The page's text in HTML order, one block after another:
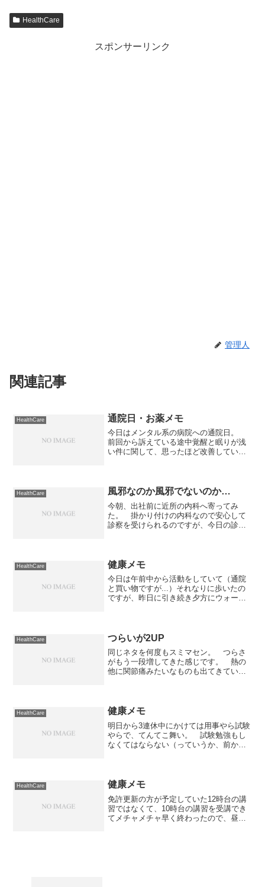
HealthCare
スポンサーリンク
管理人
関連記事
HealthCare 通院日・お薬メモ
今日はメンタル系の病院への通院日。
前回から訴えている途中覚醒と眠りが浅
い件に関して、思ったほど改善していな
増えてしまったよ。 ただ...
HealthCare 風邪なのか風邪でないのか…
今朝、出社前に近所の内科へ寄ってみ
た。 掛かり付けの内科なので安心して
診察を受けられるのですが、今日の診断
いつもと違うのは聴診器...
HealthCare 健康メモ
今日は午前中から活動をしていて（通院
と買い物ですが...）それなりに歩いたの
ですが、昨日に引き続き夕方にウォーキ
ースを歩いてきま...
HealthCare つらいが2UP
同じネタを何度もスミマセン。 つらさ
がもう一段増してきた感じです。 熱の
他に関節痛みたいなものも出てきていま
明日の朝もダメだったら病...
HealthCare 健康メモ
明日から3連休中にかけては用事やら試験
やらで、てんてこ舞い。 試験勉強もし
なくてはならない（っていうか、前から
んなこんなで、週末は...
HealthCare 健康メモ
免許更新の方が予定していた12時台の講
習ではなくて、10時台の講習を受講でき
てメチャメチャ早く終わったので、昼前